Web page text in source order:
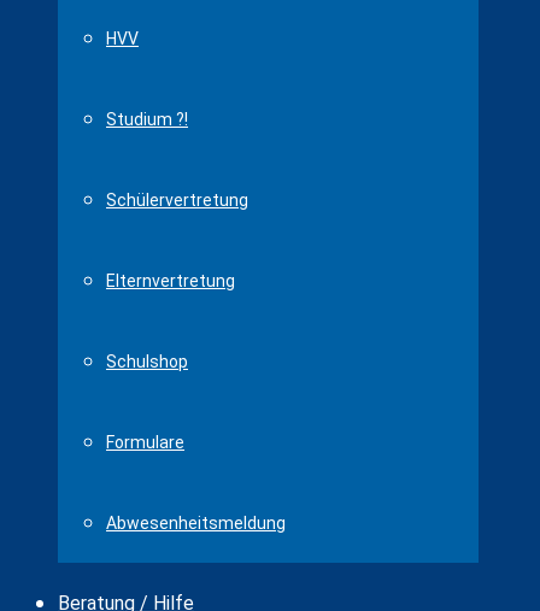
HVV
Studium ?!
Schülervertretung
Elternvertretung
Schulshop
Formulare
Abwesenheitsmeldung
Beratung / Hilfe